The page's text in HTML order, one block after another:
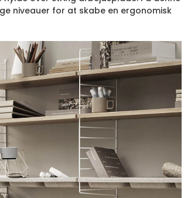
niveauer for at skabe en ergonomisk